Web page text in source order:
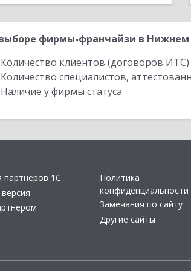
фирмы-франчайзи в Нижнем
Количество клиентов (договоров
Количество специалистов,
Наличие у фирмы статуса
партнеров 1С
Политика
конфиденциальности
Замечания по сайту
Другие сайты